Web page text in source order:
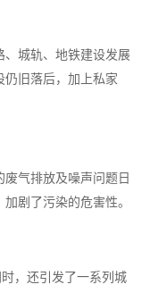
、城轨、地铁建设发展
旧落后，加上私家
气排放及噪声问题日
剧了污染的危害性。
，还引发了一系列城